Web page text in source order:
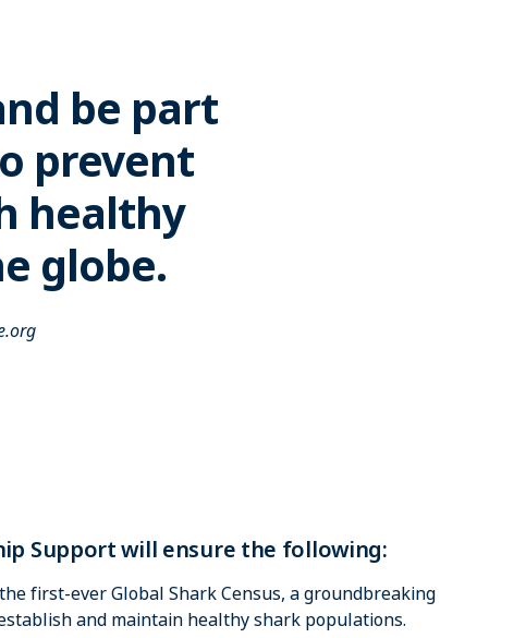
be part
prevent
healthy
globe.
Support will ensure the following:
first-ever Global Shark Census, a groundbreaking
and maintain healthy shark populations.